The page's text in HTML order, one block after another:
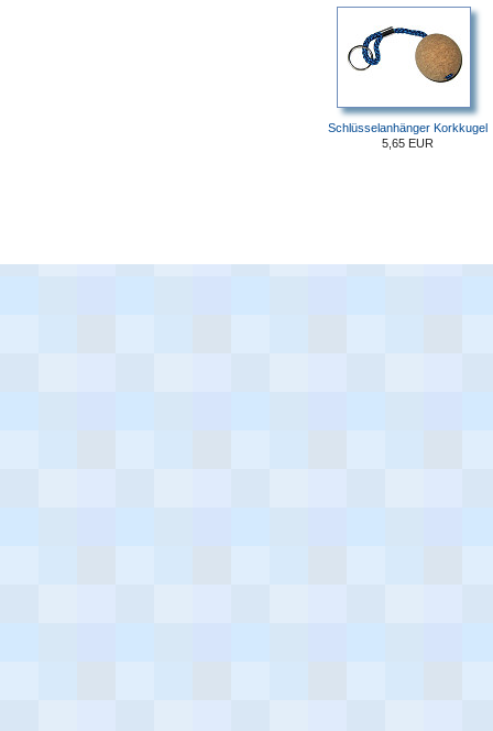
Schlüsselanhänger Korkkugel
5,65 EUR